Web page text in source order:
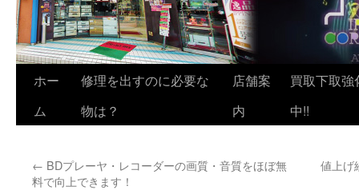
ホー
ム
修理を出すのに必要な
物は？
店舗案
内
買取下取強
中!!
← BDプレーヤ・レコーダーの画質・音質をほぼ無
料で向上できます！
値上げ